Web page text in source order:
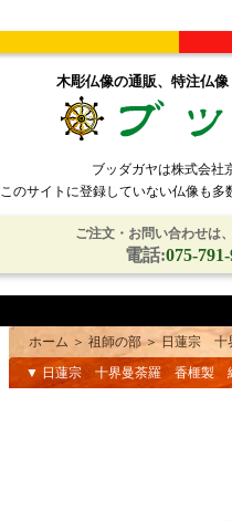
木彫仏像の通販、特注仏
ブッダガヤは株式会社
このサイトに登録していない仏像も
ご注文・お問い合わせは
電話:075-
ホーム ＞ 祖師の部＞日蓮宗 十
▼ 日蓮宗 十界曼荼羅 香榧製